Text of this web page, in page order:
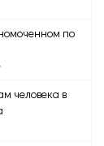
по
человека в